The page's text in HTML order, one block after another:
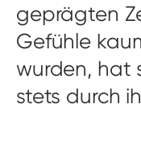
geprägten
Gefühle
wurden, hat
stets durch